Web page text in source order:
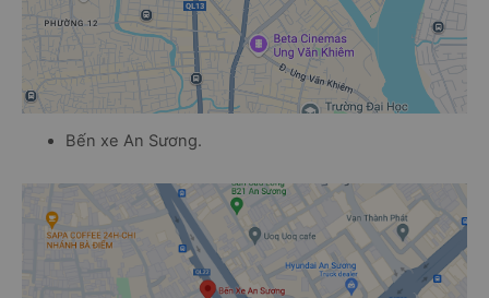
Bến xe An Sương.